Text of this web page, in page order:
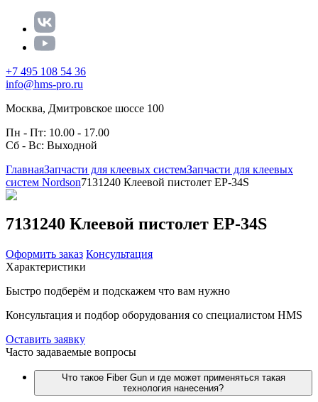
+7 495 108 54 36
info@hms-pro.ru
Москва, Дмитровское шоссе 100
Пн - Пт: 10.00 - 17.00
Сб - Вс: Выходной
ГлавнаяЗапчасти для клеевых системЗапчасти для клеевых
систем Nordson7131240 Клеевой пистолет EP-34S
7131240 Клеевой пистолет EP-34S
Оформить заказ Консультация
Характеристики
Быстро подберём и подскажем что вам нужно
Консультация и подбор оборудования со специалистом HMS
Оставить заявку
Часто задаваемые вопросы
Что такое Fiber Gun и где может применяться такая
технология нанесения?